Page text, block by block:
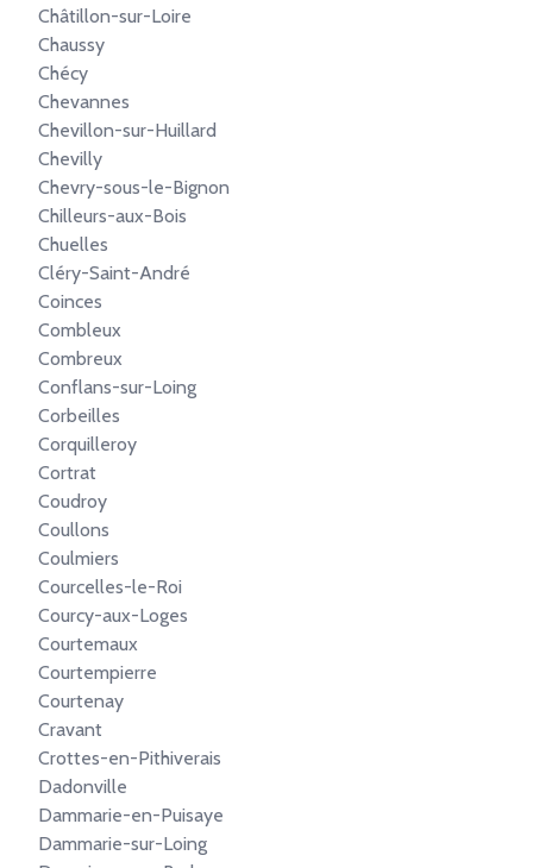
Châtillon-sur-Loire
Chaussy
Chécy
Chevannes
Chevillon-sur-Huillard
Chevilly
Chevry-sous-le-Bignon
Chilleurs-aux-Bois
Chuelles
Cléry-Saint-André
Coinces
Combleux
Combreux
Conflans-sur-Loing
Corbeilles
Corquilleroy
Cortrat
Coudroy
Coullons
Coulmiers
Courcelles-le-Roi
Courcy-aux-Loges
Courtemaux
Courtempierre
Courtenay
Cravant
Crottes-en-Pithiverais
Dadonville
Dammarie-en-Puisaye
Dammarie-sur-Loing